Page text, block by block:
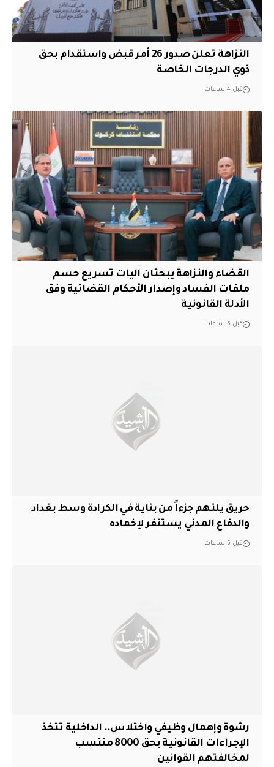
النزاهة تعلن صدور 26 أمر قبض واستقدام بحق
ذوي الدرجات الخاصة
قبل 4 ساعات
القضاء والنزاهة يبحثان آليات تسريع حسم
ملفات الفساد وإصدار الأحكام القضائية وفق
الأدلة القانونية
قبل 5 ساعات
حريق يلتهم جزءاً من بناية في الكرادة وسط بغداد
والدفاع المدني يستنفر لإخماده
قبل 5 ساعات
رشوة وإهمال وظيفي واختلاس.. الداخلية تتخذ
الإجراءات القانونية بحق 8000 منتسب
لمخالفتهم القوانين